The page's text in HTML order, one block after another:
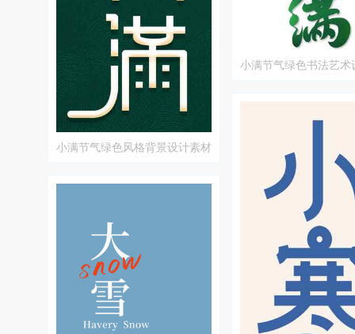
小满节气绿色风格背景设计素材
小满节气绿色书法艺术